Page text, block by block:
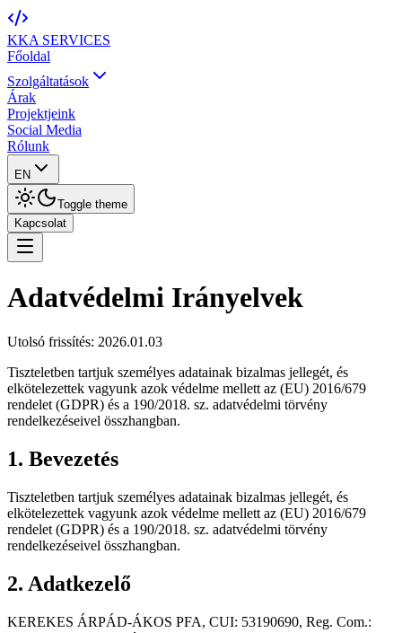
KKA SERVICES
Főoldal
Szolgáltatások
Árak
Projektjeink
Social Media
Rólunk
EN
Toggle theme
Kapcsolat
Adatvédelmi Irányelvek
Utolsó frissítés: 2026.01.03
Tiszteletben tartjuk személyes adatainak bizalmas jellegét, és
elkötelezettek vagyunk azok védelme mellett az (EU) 2016/679
rendelet (GDPR) és a 190/2018. sz. adatvédelmi törvény
rendelkezéseivel összhangban.
1. Bevezetés
Tiszteletben tartjuk személyes adatainak bizalmas jellegét, és
elkötelezettek vagyunk azok védelme mellett az (EU) 2016/679
rendelet (GDPR) és a 190/2018. sz. adatvédelmi törvény
rendelkezéseivel összhangban.
2. Adatkezelő
KEREKES ÁRPÁD-ÁKOS PFA, CUI: 53190690, Reg. Com.: